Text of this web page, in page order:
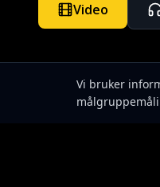
Video
Vi bruker